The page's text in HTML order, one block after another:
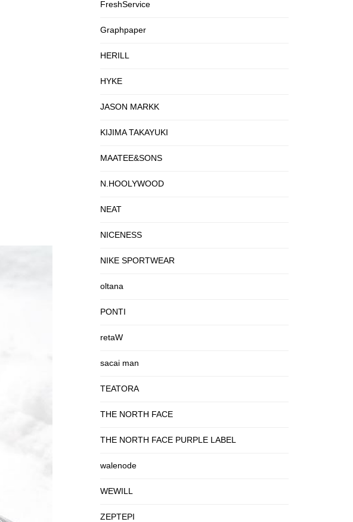
FreshService
Graphpaper
HERILL
HYKE
JASON MARKK
KIJIMA TAKAYUKI
MAATEE&SONS
N.HOOLYWOOD
NEAT
NICENESS
NIKE SPORTWEAR
oltana
PONTI
retaW
sacai man
TEATORA
THE NORTH FACE
THE NORTH FACE PURPLE LABEL
walenode
WEWILL
ZEPTEPI